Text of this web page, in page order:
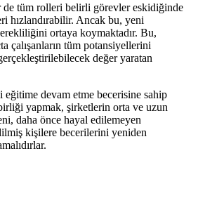
de tüm rolleri belirli görevler eskidiğinde
hızlandırabilir. Ancak bu, yeni
ortaya koymaktadır. Bu,
çalışanların tüm potansiyellerini
değer yaratan
devam etme becerisine sahip
yapmak, şirketlerin orta ve uzun
daha önce hayal edilemeyen
kişilere becerilerini yeniden